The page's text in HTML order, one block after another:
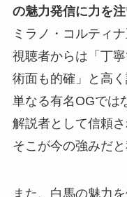
の魅力発信に力を注
ミラノ・コルティ
視聴者からは「丁
術面も的確」と高く
単なる有名OGでは
解説者として信頼さ
そこが今の強みだと
また、白馬の魅力